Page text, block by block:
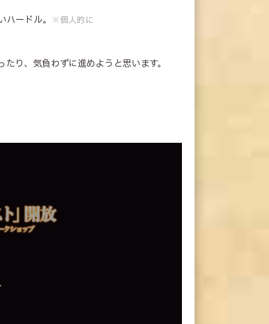
ードル。 ※個人的に
り、気負わずに進めようと思います。